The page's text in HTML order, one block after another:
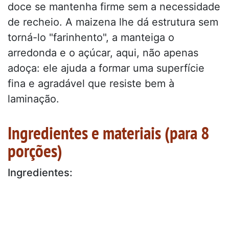
doce se mantenha firme sem a necessidade
de recheio. A maizena lhe dá estrutura sem
torná-lo "farinhento", a manteiga o
arredonda e o açúcar, aqui, não apenas
adoça: ele ajuda a formar uma superfície
fina e agradável que resiste bem à
laminação.
Ingredientes e materiais (para 8
porções)
Ingredientes: